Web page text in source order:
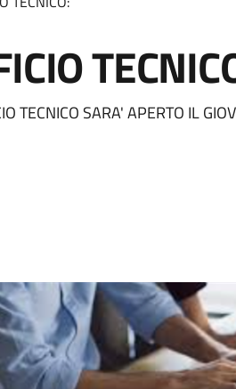
TECNICO SARA' APERTO IL